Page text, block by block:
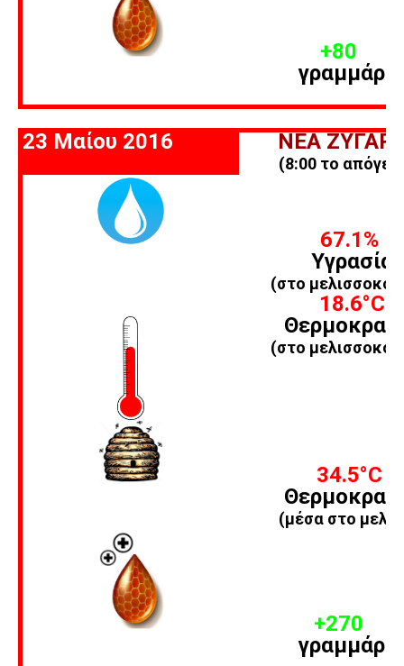
+80
γραμμάρια
23 Μαίου 2016 ΝΕΑ
(8:00 το
67.1%
Υγρασία
(στο
18.6°C
(στο
34.5°C
(μέσα στο
+270
γραμμάρια